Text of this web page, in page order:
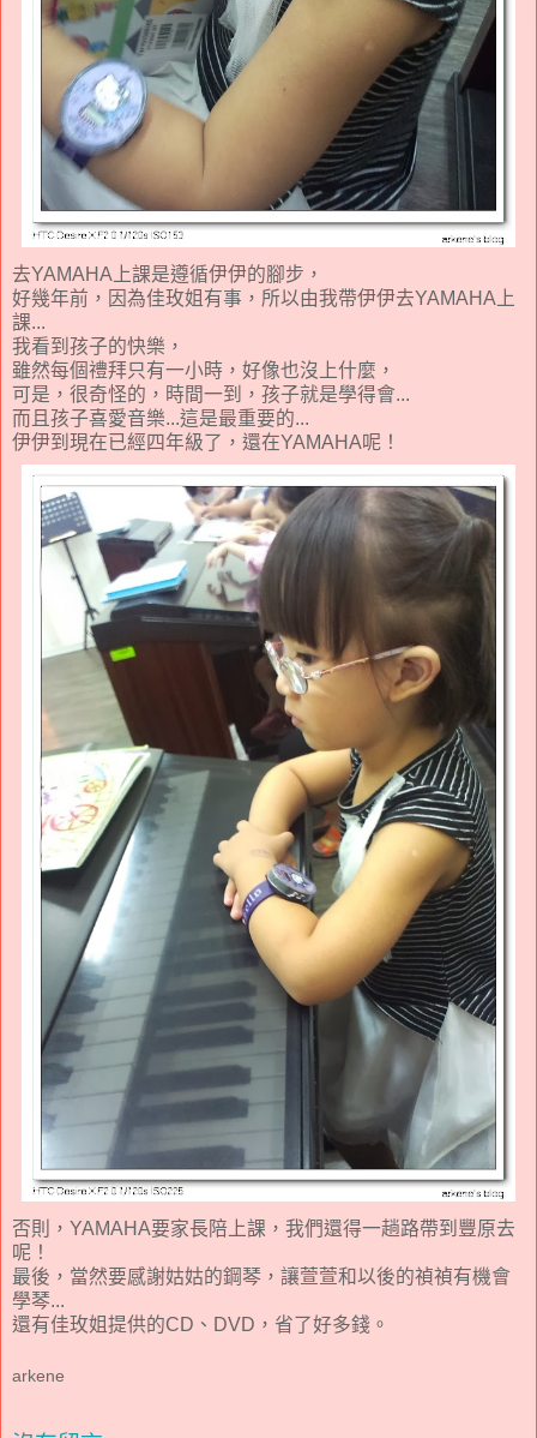
去YAMAHA上課是遵循伊伊的腳步，
好幾年前，因為佳玫姐有事，所以由我帶伊伊去YAMAHA上
課...
我看到孩子的快樂，
雖然每個禮拜只有一小時，好像也沒上什麼，
可是，很奇怪的，時間一到，孩子就是學得會...
而且孩子喜愛音樂...這是最重要的...
伊伊到現在已經四年級了，還在YAMAHA呢！
否則，YAMAHA要家長陪上課，我們還得一趟路帶到豐原去
呢！
最後，當然要感謝姑姑的鋼琴，讓萱萱和以後的禎禎有機會
學琴...
還有佳玫姐提供的CD、DVD，省了好多錢。
arkene